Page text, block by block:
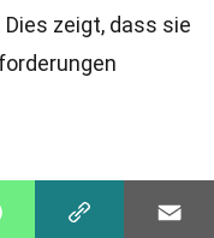
Dies zeigt, dass sie
Ein